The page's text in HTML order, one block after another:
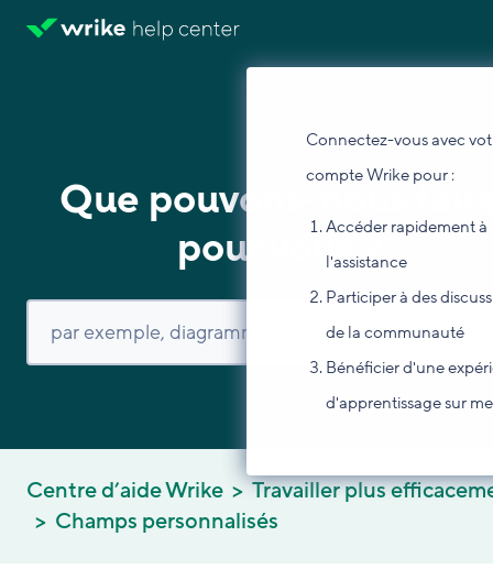
Connectez-vous avec
compte Wrike pour :
Accéder rapidement à
l'assistance
Participer à des
de la communauté
Bénéficier d'une
d'apprentissage sur
Que pouvons-nous
pour vous ?
Centre d’aide Wrike
Travailler plus
Champs personnalisés